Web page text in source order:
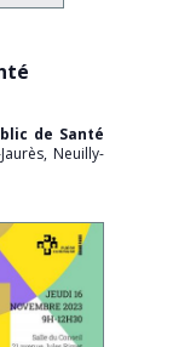
de Santé
Neuilly-